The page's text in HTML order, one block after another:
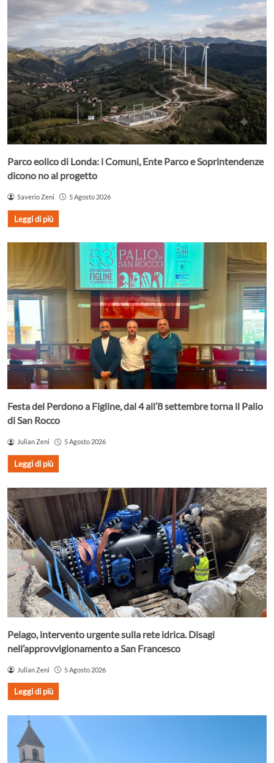
Parco eolico di Londa: i Comuni, Ente Parco e Soprintendenze
dicono no al progetto
Saverio Zeni 5 Agosto 2026
Leggi di più
Festa del Perdono a Figline, dal 4 all’8 settembre torna il Palio
di San Rocco
Julian Zeni 5 Agosto 2026
Leggi di più
Pelago, intervento urgente sulla rete idrica. Disagi
nell’approvvigionamento a San Francesco
Julian Zeni 5 Agosto 2026
Leggi di più